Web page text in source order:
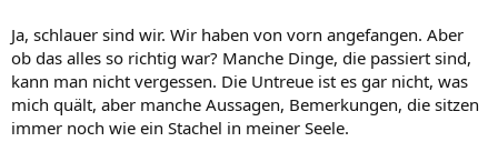
Ja, schlauer sind wir. Wir haben von vorn angefangen. Aber
ob das alles so richtig war? Manche Dinge, die passiert sind,
kann man nicht vergessen. Die Untreue ist es gar nicht, was
mich quält, aber manche Aussagen, Bemerkungen, die sitzen
immer noch wie ein Stachel in meiner Seele.